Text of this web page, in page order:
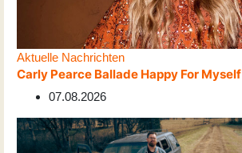
Aktuelle Nachrichten
Carly Pearce Ballade Happy For Myself
07.08.2026